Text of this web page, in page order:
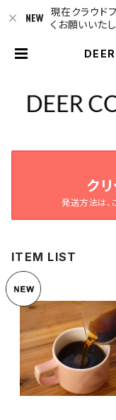
現在クラウド
くお願いいたし
ク
発送方法は、
ITEM LIST